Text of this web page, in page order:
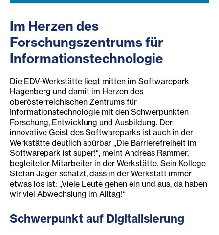
Im Herzen des
Forschungszentrums für
Informationstechnologie
Die EDV-Werkstätte liegt mitten im Softwarepark
Hagenberg und damit im Herzen des
oberösterreichischen Zentrums für
Informationstechnologie mit den Schwerpunkten
Forschung, Entwicklung und Ausbildung. Der
innovative Geist des Softwareparks ist auch in der
Werkstätte deutlich spürbar „Die Barrierefreiheit im
Softwarepark ist super!“, meint Andreas Rammer,
begleiteter Mitarbeiter in der Werkstätte. Sein Kollege
Stefan Jager schätzt, dass in der Werkstatt immer
etwas los ist: „Viele Leute gehen ein und aus, da haben
wir viel Abwechslung im Alltag!“
Schwerpunkt auf Digitalisierung